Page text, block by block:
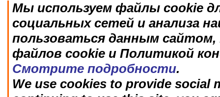
Мы используем файлы cookie
социальных сетей и анализа
пользоваться данным
файлов cookie и Политикой
Смотрите подробности.
We use cookies to provide social